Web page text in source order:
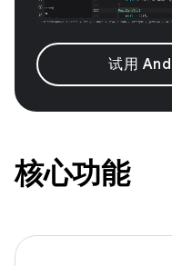
试用
核心功能